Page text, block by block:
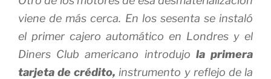
viene de más cerca. En los sesenta se instaló
el primer cajero automático en Londres y el
Diners Club americano introdujo la primera
tarjeta de crédito, instrumento y reflejo de la